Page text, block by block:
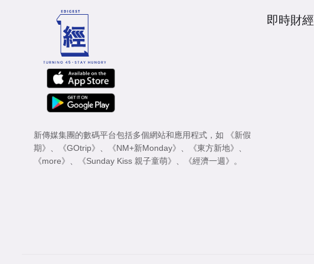
新傳媒集團的數碼平台包括多個網站和應用程式，如
《新假
期》 、 《GOtrip》 、 《NM+新Monday》 、 《東方新地》 、
《more》 、 《Sunday Kiss 親子童萌》 、 《經濟一週》 。
即時財經